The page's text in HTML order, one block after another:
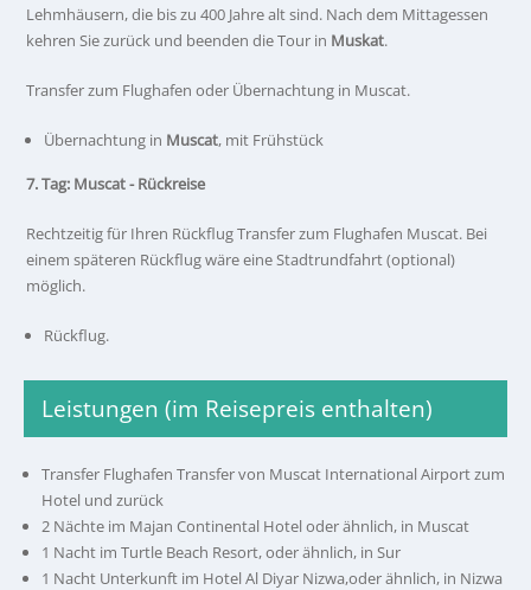
Lehmhäusern, die bis zu 400 Jahre alt sind. Nach dem Mittagessen
kehren Sie zurück und beenden die Tour in Muskat.
Transfer zum Flughafen oder Übernachtung in Muscat.
Übernachtung in Muscat, mit Frühstück
7. Tag: Muscat - Rückreise
Rechtzeitig für Ihren Rückflug Transfer zum Flughafen Muscat. Bei
einem späteren Rückflug wäre eine Stadtrundfahrt (optional)
möglich.
Rückflug.
Leistungen (im Reisepreis enthalten)
Transfer Flughafen Transfer von Muscat International Airport zum
Hotel und zurück
2 Nächte im Majan Continental Hotel oder ähnlich, in Muscat
1 Nacht im Turtle Beach Resort, oder ähnlich, in Sur
1 Nacht Unterkunft im Hotel Al Diyar Nizwa,oder ähnlich, in Nizwa